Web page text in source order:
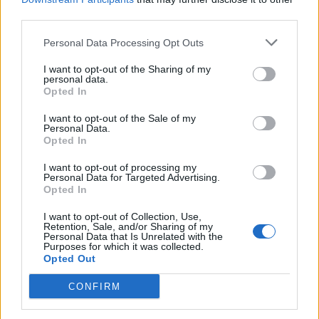
Personal Data Processing Opt Outs
I want to opt-out of the Sharing of my
personal data.
Opted In
I want to opt-out of the Sale of my
Personal Data.
Opted In
I want to opt-out of processing my
Personal Data for Targeted Advertising.
Opted In
I want to opt-out of Collection, Use,
Retention, Sale, and/or Sharing of my
Personal Data that Is Unrelated with the
Purposes for which it was collected.
Opted Out
CONFIRM
αδιακριτα βλέμματα και οι ατήσεις αυτές σπάνια
απορρίπτονται ως ποτέ.
Τα δικαιολογητικά που απαιτούνται είναι
αντίγραφο ταυτότητας, ληξιαρχική πράξη
του φύλου.
Δικηγόρος Αθηνών
* Τα άρθρα δεν απηχούν απαραίτητα τη γνώμη του
notospress.gr
ΑΝΑΣΤΑΣΙΑ ΜΗΛΙΟΥ